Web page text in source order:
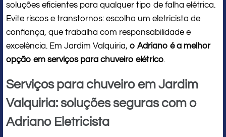
soluções eficientes para qualquer tipo de falha elétrica.
Evite riscos e transtornos: escolha um eletricista de
confiança, que trabalha com responsabilidade e
excelência. Em Jardim Valquiria, o Adriano é a melhor
opção em serviços para chuveiro elétrico.
Serviços para chuveiro em Jardim
Valquiria: soluções seguras com o
Adriano Eletricista